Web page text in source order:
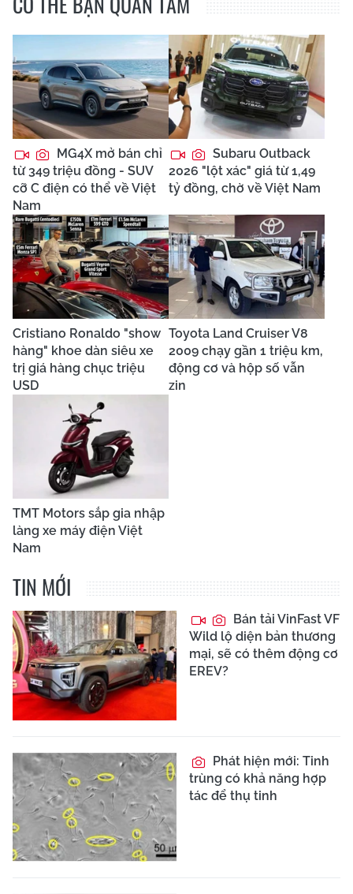
MG4X mở bán chỉ
từ 349 triệu đồng - SUV
cỡ C điện có thể về Việt
Nam
Subaru Outback
2026 "lột xác" giá từ 1,49
tỷ đồng, chờ về Việt Nam
Cristiano Ronaldo "show
hàng" khoe dàn siêu xe
trị giá hàng chục triệu
USD
Toyota Land Cruiser V8
2009 chạy gần 1 triệu km,
động cơ và hộp số vẫn
zin
TMT Motors sắp gia nhập
làng xe máy điện Việt
Nam
TIN MỚI
Bán tải VinFast VF
Wild lộ diện bản thương
mại, sẽ có thêm động cơ
EREV?
Phát hiện mới: Tinh
trùng có khả năng hợp
tác để thụ tinh